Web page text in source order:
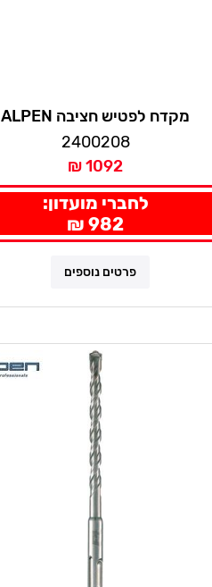
מקדח לפטיש חציבה ALPEN
22X1320
2400208
1092 ₪
לחברי מועדון:
982 ₪
פרטים נוספים